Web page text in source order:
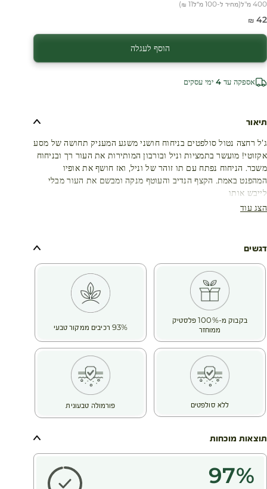
עגלת קניות
400 מ"ל (מחיר ל-100 מ״ל 11 ₪
)
מחיר מבצע
42 ₪
הוסף לעגלה
אספקה עד 4 ימי עסקים
תיאור
ג’ל רחצה נטול סולפטים בניחוח חושני משגע המעניק תחושה של מסע
אקזוטי! מועשר בתמציות וניל ובורבון המותירות את העור רך ובניחוח
משכר. הניחוח נפתח עם תו זוהר של וניל, ואז חושף את אופיו
המהפנט באמת. הקצף הנדיב והעוטף מנקה ומבשם את העור מבלי
לייבש אותו
הצג עוד
דגשים
בקבוק מ-100% פלסטיק
ממוחזר
93% רכיבים ממקור טבעי
ללא סולפטים פורמולה טבעונית
תוצאות מוכחות
97%